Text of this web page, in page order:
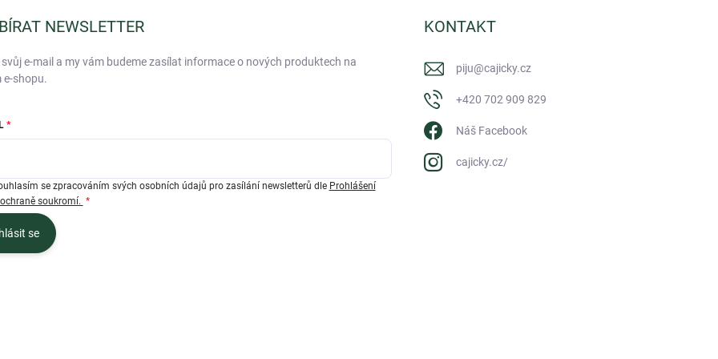
NEWSLETTER
e-mail a my vám budeme zasílat informace o nových produktech na
e-shopu.
se zpracováním svých osobních údajů pro zasílání newsletterů dle Prohlášení
soukromí.
se
KONTAKT
piju@cajicky.cz
+420 702 909 829
Náš Facebook
cajicky.cz/